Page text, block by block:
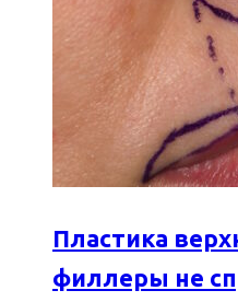
Пластика
филлеры не